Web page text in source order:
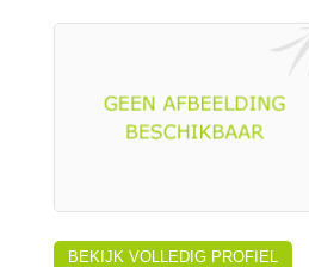
BEKIJK VOLLEDIG PROFIEL